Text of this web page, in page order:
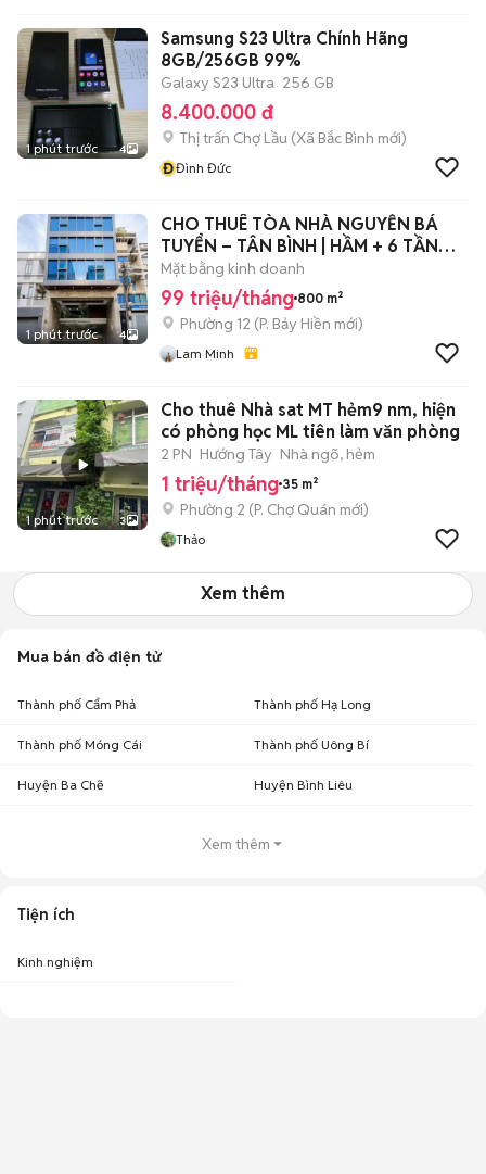
1 phút trước 4
Samsung S23 Ultra Chính Hãng
8GB/256GB 99%
Galaxy S23 Ultra 256 GB
8.400.000 đ
Thị trấn Chợ Lầu (Xã Bắc Bình mới)
ĐĐình Đức
1 phút trước 4
CHO THUÊ TÒA NHÀ NGUYỄN BÁ
TUYỂN – TÂN BÌNH | HẦM + 6 TẦNG |
PCCC
Mặt bằng kinh doanh
99 triệu/tháng 800 m²
Phường 12 (P. Bảy Hiền mới)
Lam Minh
1 phút trước 3
Cho thuê Nhà sat MT hẻm9 nm, hiện
có phòng học ML tiên làm văn phòng
2 PN Hướng Tây Nhà ngõ, hẻm
1 triệu/tháng 35 m²
Phường 2 (P. Chợ Quán mới)
Thảo
Xem thêm
Mua bán đồ điện tử
Thành phố Cẩm Phả Thành phố Hạ Long
Thành phố Móng Cái Thành phố Uông Bí
Huyện Ba Chẽ Huyện Bình Liêu
Xem thêm
Tiện ích
Kinh nghiệm